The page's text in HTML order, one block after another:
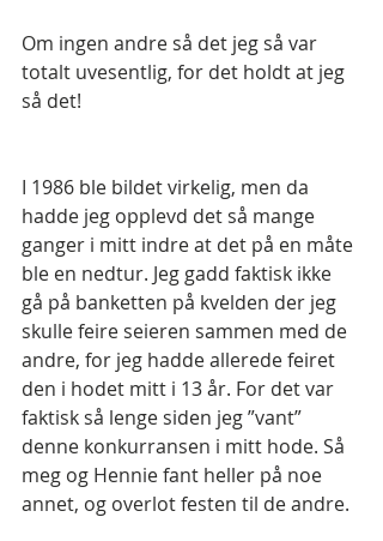
Om ingen andre så det jeg så var
totalt uvesentlig, for det holdt at jeg
så det!
I 1986 ble bildet virkelig, men da
hadde jeg opplevd det så mange
ganger i mitt indre at det på en måte
ble en nedtur. Jeg gadd faktisk ikke
gå på banketten på kvelden der jeg
skulle feire seieren sammen med de
andre, for jeg hadde allerede feiret
den i hodet mitt i 13 år. For det var
faktisk så lenge siden jeg ”vant”
denne konkurransen i mitt hode. Så
meg og Hennie fant heller på noe
annet, og overlot festen til de andre.